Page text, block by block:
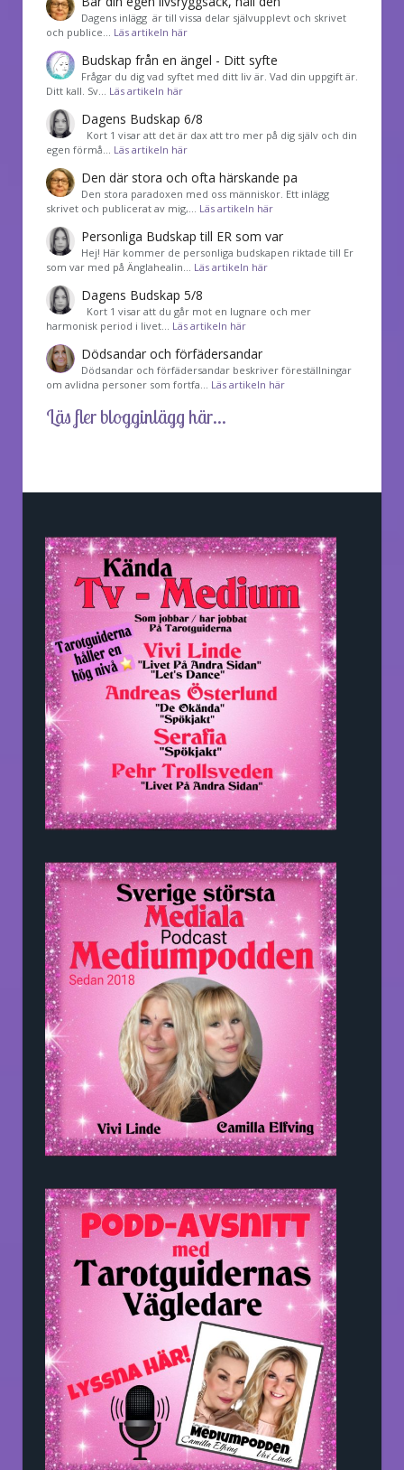
Dagens inlägg är till vissa delar självupplevt och skrivet
och publice… Läs artikeln här
Budskap från en ängel - Ditt syfte
Frågar du dig vad syftet med ditt liv är. Vad din uppgift är.
Ditt kall. Sv… Läs artikeln här
Dagens Budskap 6/8
Kort 1 visar att det är dax att tro mer på dig själv och din
egen förmå… Läs artikeln här
Den där stora och ofta härskande pa
Den stora paradoxen med oss människor. Ett inlägg
skrivet och publicerat av mig,… Läs artikeln här
Personliga Budskap till ER som var
Hej! Här kommer de personliga budskapen riktade till Er
som var med på Änglahealin… Läs artikeln här
Dagens Budskap 5/8
Kort 1 visar att du går mot en lugnare och mer
harmonisk period i livet… Läs artikeln här
Dödsandar och förfädersandar
Dödsandar och förfädersandar beskriver föreställningar
om avlidna personer som fortfa… Läs artikeln här
Läs fler blogginlägg här...